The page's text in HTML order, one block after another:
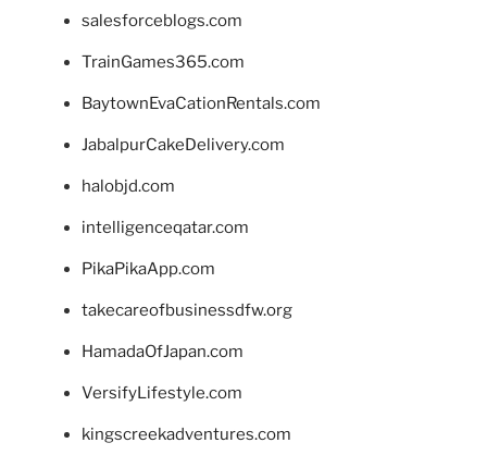
salesforceblogs.com
TrainGames365.com
BaytownEvaCationRentals.com
JabalpurCakeDelivery.com
halobjd.com
intelligenceqatar.com
PikaPikaApp.com
takecareofbusinessdfw.org
HamadaOfJapan.com
VersifyLifestyle.com
kingscreekadventures.com